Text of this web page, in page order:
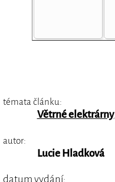
témata článku:
Větrné elektrárny,
autor:
Lucie Hladková
datum vydání: